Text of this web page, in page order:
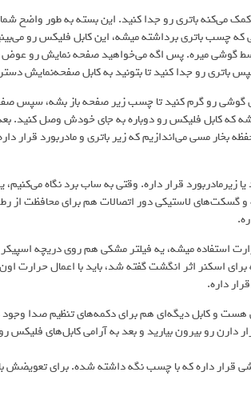
می‌کنه باتری رو جدا کنید. این بسته به طور واضح
میلی‌ آمپر ساعتیه. وقتی که چسب باتری برداشته میشه، این کابل
گوشی میره. پس اگه می‌خواهید صفحه‌ نمایش رو عوض
باتری رو جدا کنید تا بتونید به کابل صفحه‌نمایش
گوشی رو گرم کنید تا چسب زیر صفحه باز بشه،
که کابل فلیکس رو دوباره به جای خودش وصل کنید.
بخار مسی می‌اندازیم که زیر باتری و مادربورد قرار
قرار داره. وقتی به ساب‌ برد نگاه
گسکت‌های لاستیکی دور اتصالات هم برای محافظت از
استفاده میشه، یه فیلتر مشکی هم روی دریچه
اسکنر اثر انگشت گفته شد، باید با اعمال حرارت
داره.
و کابل دیگه‌ای هم برای دکمه‌های تنظیم صدا وجود
رو بیرون بیارید و بعد به آرامی کابل‌های فلیکس
قرار داره که با چسب نگه داشته شده. برای تعویضش